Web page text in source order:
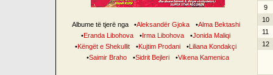
Albume të tjerë nga •Aleksandër Gjoka •Alma Bektashi
•Eranda Libohova •Irma Libohova •Jonida Maliqi
•Këngët e Shekullit •Kujtim Prodani •Liliana Kondakçi
•Saimir Braho •Sidrit Bejleri •Vikena Kamenica
9
10
11
12